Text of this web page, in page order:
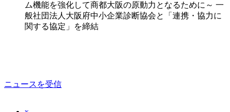
ム機能を強化して商都大阪の原動力となるために～ 一
般社団法人大阪府中小企業診断協会と「連携・協力に
関する協定」を締結
ニュースを受信